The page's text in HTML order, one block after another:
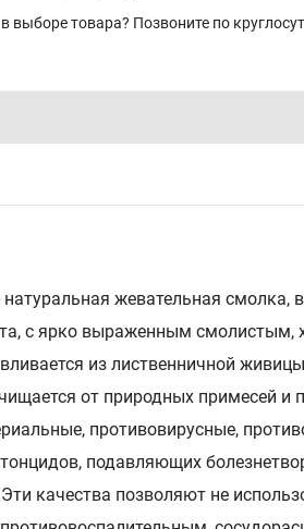
выборе товара? Позвоните по
жевательная смолка,
с ярко выраженным
из лиственничной
от природных примесей и
противовирусные,
подавляющих
качества позволяют не